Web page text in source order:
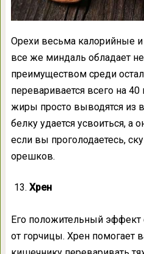
Орехи весьма калорийные и
все же миндаль обладает
преимуществом среди
переваривается всего на
жиры просто выводятся из
белку удается усвоиться, а
если вы проголодаетесь,
орешков.
Хрен
Его положительный
от горчицы. Хрен помогает